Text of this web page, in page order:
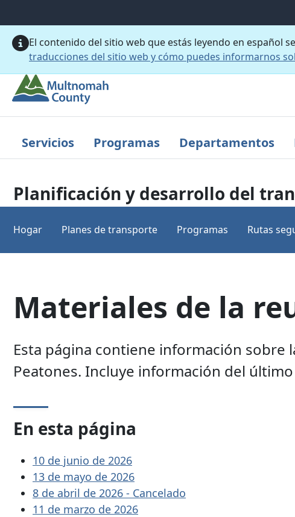
El contenido del sitio web que estás leyendo en español
traducciones del sitio web y cómo puedes informarnos
Servicios Programas Departamentos
Planificación y desarrollo del
Hogar Planes de transporte Programas Rutas
Materiales de la
Esta página contiene información sobre
Peatones. Incluye información del
En esta página
10 de junio de 2026
13 de mayo de 2026
8 de abril de 2026 - Cancelado
11 de marzo de 2026